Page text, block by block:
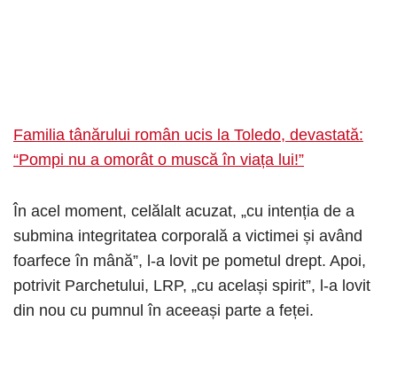
Familia tânărului român ucis la Toledo, devastată:
“Pompi nu a omorât o muscă în viața lui!”
În acel moment, celălalt acuzat, „cu intenția de a
submina integritatea corporală a victimei și având
foarfece în mână”, l-a lovit pe pometul drept. Apoi,
potrivit Parchetului, LRP, „cu același spirit”, l-a lovit
din nou cu pumnul în aceeași parte a feței.